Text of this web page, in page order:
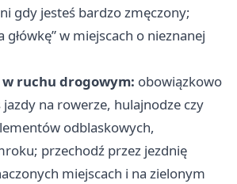
gdy jesteś bardzo zmęczony;
główkę” w miejscach o nieznanej
w ruchu drogowym: obowiązkowo
jazdy na rowerze, hulajnodze czy
odblaskowych,
przechodź przez jezdnię
miejscach i na zielonym